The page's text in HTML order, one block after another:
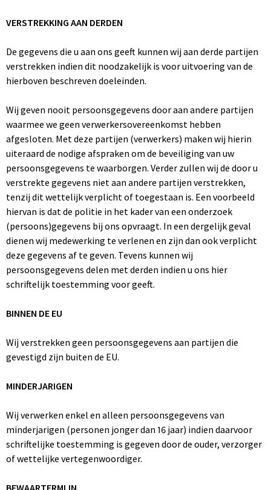
VERSTREKKING AAN DERDEN
De gegevens die u aan ons geeft kunnen wij aan derde partijen
verstrekken indien dit noodzakelijk is voor uitvoering van de
hierboven beschreven doeleinden.
Wij geven nooit persoonsgegevens door aan andere partijen
waarmee we geen verwerkersovereenkomst hebben
afgesloten. Met deze partijen (verwerkers) maken wij hierin
uiteraard de nodige afspraken om de beveiliging van uw
persoonsgegevens te waarborgen. Verder zullen wij de door u
verstrekte gegevens niet aan andere partijen verstrekken,
tenzij dit wettelijk verplicht of toegestaan is. Een voorbeeld
hiervan is dat de politie in het kader van een onderzoek
(persoons)gegevens bij ons opvraagt. In een dergelijk geval
dienen wij medewerking te verlenen en zijn dan ook verplicht
deze gegevens af te geven. Tevens kunnen wij
persoonsgegevens delen met derden indien u ons hier
schriftelijk toestemming voor geeft.
BINNEN DE EU
Wij verstrekken geen persoonsgegevens aan partijen die
gevestigd zijn buiten de EU.
MINDERJARIGEN
Wij verwerken enkel en alleen persoonsgegevens van
minderjarigen (personen jonger dan 16 jaar) indien daarvoor
schriftelijke toestemming is gegeven door de ouder, verzorger
of wettelijke vertegenwoordiger.
BEWAARTERMIJN